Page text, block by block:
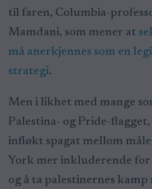
til faren, Columbia-
Mamdani, som mener at
må anerkjennes som en
strategi.
Men i likhet med mange
Palestina- og Pride-
infløkt spagat mellom
York mer inkluderende
og å ta palestinernes